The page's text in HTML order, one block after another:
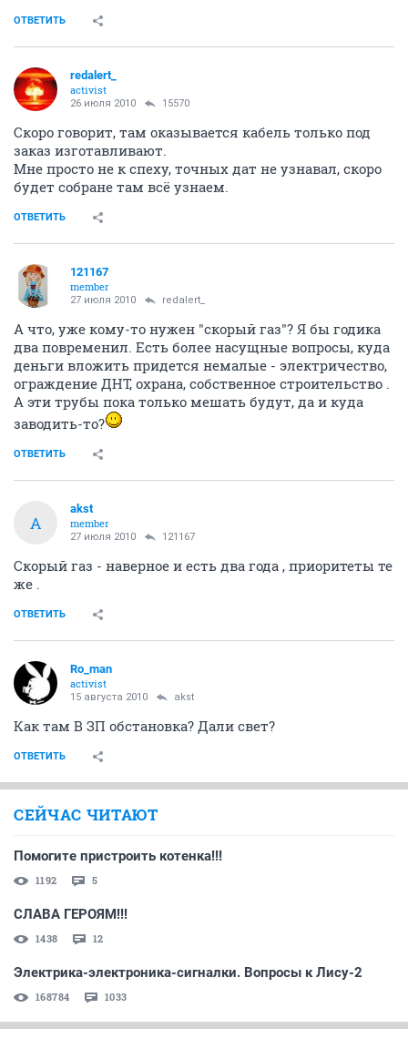
ОТВЕТИТЬ
redalert_
activist
26 июля 2010 15570
Скоро говорит, там оказывается кабель только под
заказ изготавливают.
Мне просто не к спеху, точных дат не узнавал, скоро
будет собране там всё узнаем.
ОТВЕТИТЬ
121167
member
27 июля 2010 redalert_
А что, уже кому-то нужен "скорый газ"? Я бы годика
два повременил. Есть более насущные вопросы, куда
деньги вложить придется немалые - электричество,
ограждение ДНТ, охрана, собственное строительство .
А эти трубы пока только мешать будут, да и куда
заводить-то?
ОТВЕТИТЬ
A
akst
member
27 июля 2010 121167
Скорый газ - наверное и есть два года , приоритеты те
же .
ОТВЕТИТЬ
Ro_man
activist
15 августа 2010 akst
Как там В ЗП обстановка? Дали свет?
ОТВЕТИТЬ
СЕЙЧАС ЧИТАЮТ
Помогите пристроить котенка!!!
1192 5
СЛАВА ГЕРОЯМ!!!
1438 12
Электрика-электроника-сигналки. Вопросы к Лису-2
168784 1033